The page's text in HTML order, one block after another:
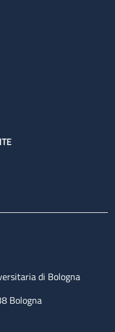
di Bologna
Bologna